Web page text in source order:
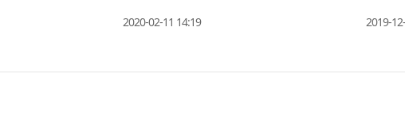
2020-02-11 14:19 2019-